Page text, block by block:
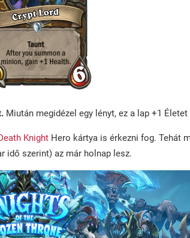
Miután megidézel egy lényt, ez a lap +1 Életet
Knight Hero kártya is érkezni fog. Tehát
idő szerint) az már holnap lesz.